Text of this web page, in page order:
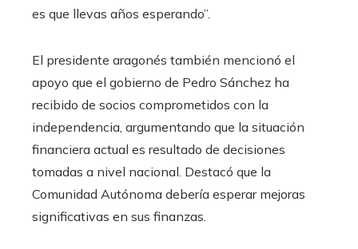
es que llevas años esperando”.
El presidente aragonés también mencionó el
apoyo que el gobierno de Pedro Sánchez ha
recibido de socios comprometidos con la
independencia, argumentando que la situación
financiera actual es resultado de decisiones
tomadas a nivel nacional. Destacó que la
Comunidad Autónoma debería esperar mejoras
significativas en sus finanzas.